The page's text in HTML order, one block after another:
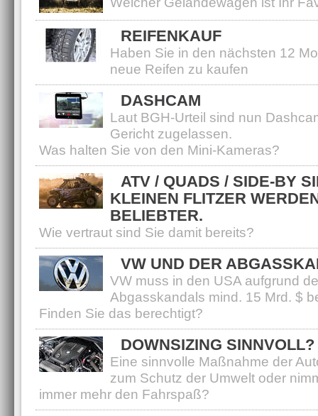
REIFENKAUF
Haben Sie in den nächsten 12
neue Reifen zu kaufen
DASHCAM
Laut BGH-Urteil sind nun
Gericht zugelassen.
Was halten Sie von den Mini-Kameras?
ATV / QUADS / SIDE-BY
KLEINEN FLITZER
BELIEBTER.
Wie vertraut sind Sie damit bereits?
VW UND DER
VW muss in den USA aufgrund
Abgasskandals mind. 15 Mrd. $
Finden Sie das berechtigt?
DOWNSIZING SINNVOLL?
Eine sinnvolle Maßnahme der
zum Schutz der Umwelt oder
immer mehr den Fahrspaß?